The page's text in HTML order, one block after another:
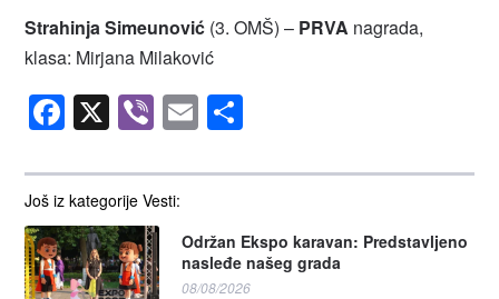
Još iz kategorije Vesti:
Održan Ekspo karavan: Predstavljeno
nasleđe našeg grada
08/08/2026
Strahinja Simeunović (3. OMŠ) – PRVA nagrada,
klasa: Mirjana Milaković
Facebook
X ViberEmail